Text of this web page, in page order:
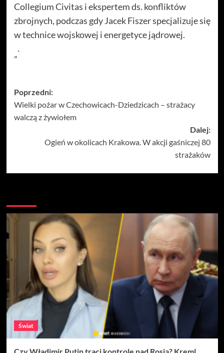
Collegium Civitas i ekspertem ds. konfliktów
zbrojnych, podczas gdy Jacek Fiszer specjalizuje się
w technice wojskowej i energetyce jądrowej.
„`
Zobacz
wpisy
Poprzedni:
Wielki pożar w Czechowicach-Dziedzicach – strażacy
walczą z żywiołem
Dalej:
Ogień w okolicach Krakowa. W akcji gaśniczej 80
strażaków
Świat